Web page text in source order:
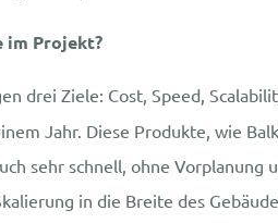
im Projekt?
drei Ziele: Cost, Speed,
Jahr. Diese Produkte, wie
sehr schnell, ohne
in die Breite des